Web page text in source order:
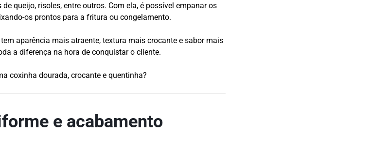
queijo, risoles, entre outros. Com ela, é possível empanar os
os prontos para a fritura ou congelamento.
aparência mais atraente, textura mais crocante e sabor mais
a diferença na hora de conquistar o cliente.
coxinha dourada, crocante e quentinha?
e acabamento